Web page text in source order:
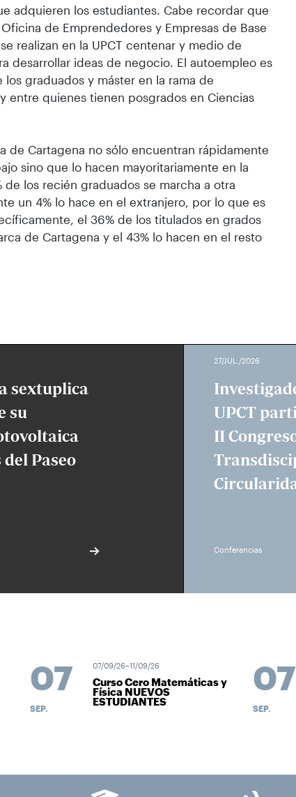
adquieren los estudiantes. Cabe recordar que
de Emprendedores y Empresas de Base
realizan en la UPCT centenar y medio de
desarrollar ideas de negocio. El autoempleo es
graduados y máster en la rama de
entre quienes tienen posgrados en Ciencias
de Cartagena no sólo encuentran rápidamente
sino que lo hacen mayoritariamente en la
de los recién graduados se marcha a otra
un 4% lo hace en el extranjero, por lo que es
el 36% de los titulados en grados
de Cartagena y el 43% lo hacen en el resto
sextuplica
su
Paseo
27/JUL./2026
UPCT
II
Conferencias
07
SEP.
07/09/26–11/09/26
Curso Cero Matemáticas y
Física NUEVOS
ESTUDIANTES
07
SEP.